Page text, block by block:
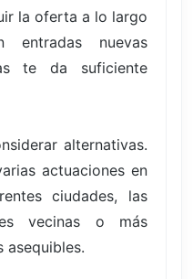
la oferta a lo largo
entradas nuevas
te da suficiente
alternativas.
actuaciones en
ciudades, las
vecinas o más
asequibles.